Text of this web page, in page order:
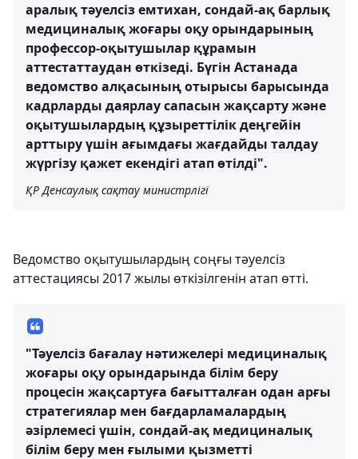
аралық тәуелсіз емтихан, сондай-ақ барлық
медициналық жоғары оқу орындарының
профессор-оқытушылар құрамын
аттестаттаудан өткізеді. Бүгін Астанада
ведомство алқасының отырысы барысында
кадрларды даярлау сапасын жақсарту және
оқытушылардың құзыреттілік деңгейін
арттыру үшін ағымдағы жағдайды талдау
жүргізу қажет екендігі атап өтілді".
ҚР Денсаулық сақтау министрлігі
Ведомство оқытушылардың соңғы тәуелсіз
аттестациясы 2017 жылы өткізілгенін атап өтті.
"Тәуелсіз бағалау нәтижелері медициналық
жоғары оқу орындарында білім беру
процесін жақсартуға бағытталған одан арғы
стратегиялар мен бағдарламалардың
әзірлемесі үшін, сондай-ақ медициналық
білім беру мен ғылыми қызметті